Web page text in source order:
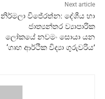
Next article
නිර්මලා විජේරත්න: දේශීය හා
ජාත්‍යන්තර ව්‍යාපාරික
ලෝකයේ නවමං සොයා යන
‘ගෘහ ආර්ථික විද්‍යා ගුරුවරිය’